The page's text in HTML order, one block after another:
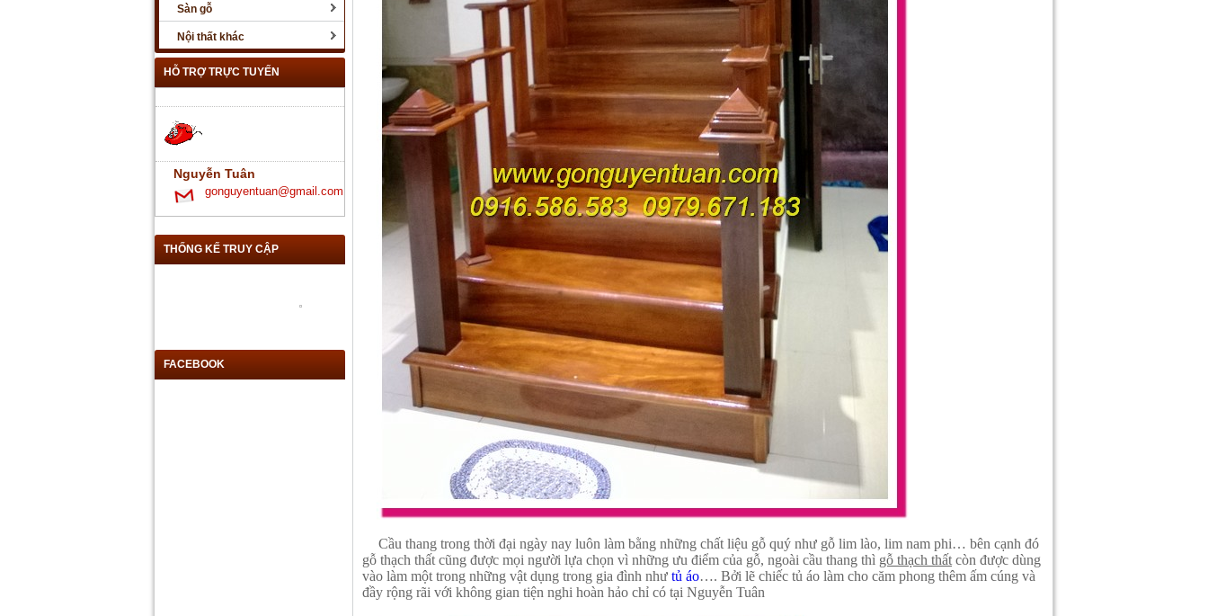
Sàn gỗ
Nội thất khác
HỖ TRỢ TRỰC TUYẾN
Nguyễn Tuân
gonguyentuan@gmail.com
THỐNG KẾ TRUY CẬP
FACEBOOK
Cầu thang trong thời đại ngày nay luôn làm bằng những chất liệu gỗ quý như gỗ lim lào, lim nam phi… bên cạnh đó
gỗ thạch thất cũng được mọi người lựa chọn vì những ưu điểm của gỗ, ngoài cầu thang thì gỗ thạch thất còn được dùng
vào làm một trong những vật dụng trong gia đình như tủ áo…. Bởi lẽ chiếc tủ áo làm cho căm phong thêm ấm cúng và
đầy rộng rãi với không gian tiện nghi hoàn hảo chỉ có tại Nguyễn Tuân